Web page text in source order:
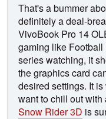
That's a bummer
definitely a deal-
VivoBook Pro 14
gaming like
series watching, it
the graphics card
desired settings. It
want to chill out with
Snow Rider 3D is